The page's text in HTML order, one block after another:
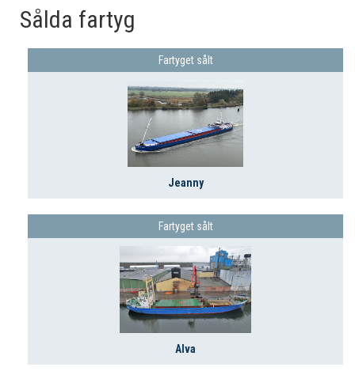
Sålda fartyg
Fartyget sålt
Jeanny
Fartyget sålt
Alva